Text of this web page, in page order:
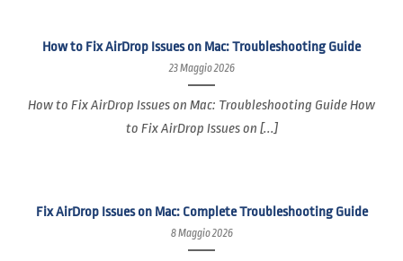
How to Fix AirDrop Issues on Mac: Troubleshooting Guide
23 Maggio 2026
How to Fix AirDrop Issues on Mac: Troubleshooting Guide How
to Fix AirDrop Issues on [...]
Fix AirDrop Issues on Mac: Complete Troubleshooting Guide
8 Maggio 2026